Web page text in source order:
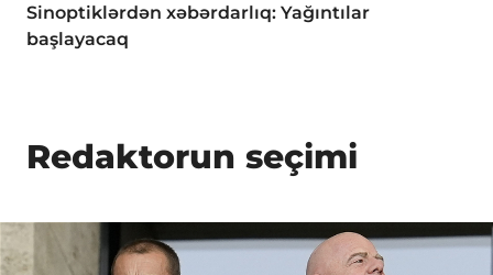
Sinoptiklərdən xəbərdarlıq: Yağıntılar
başlayacaq
Redaktorun seçimi